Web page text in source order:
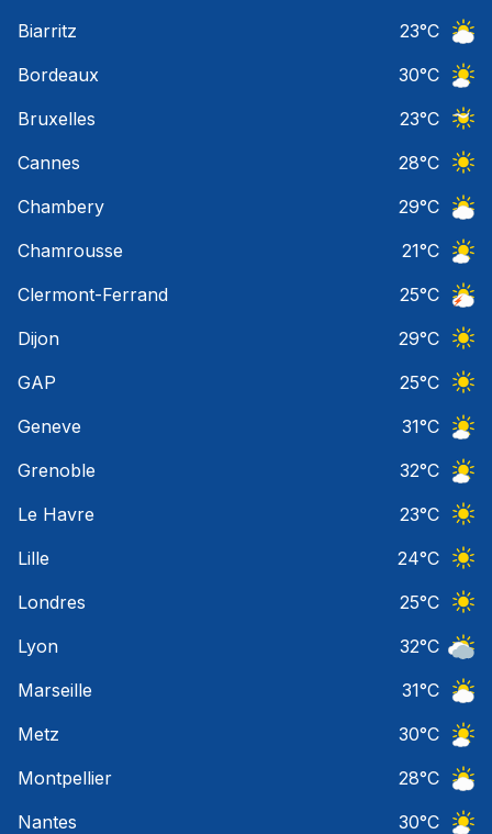
Biarritz
23°C
Bordeaux
30°C
Bruxelles
23°C
Cannes
28°C
Chambery
29°C
Chamrousse
21°C
Clermont-Ferrand
25°C
Dijon
29°C
GAP
25°C
Geneve
31°C
Grenoble
32°C
Le Havre
23°C
Lille
24°C
Londres
25°C
Lyon
32°C
Marseille
31°C
Metz
30°C
Montpellier
28°C
Nantes
30°C